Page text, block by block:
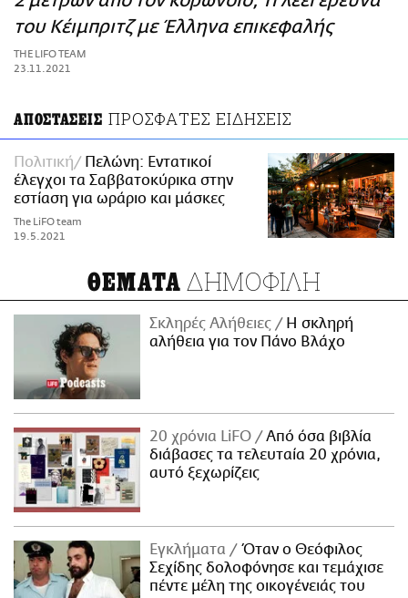
ΑΜΠΑ
PRINT
του Κέιμπριτζ με Έλληνα επικεφαλής
THE LIFO TEAM
23.11.2021
ΑΠΟΣΤΑΣΕΙΣ ΠΡΟΣΦΑΤΕΣ ΕΙΔΗΣΕΙΣ
Πολιτική
Πελώνη: Εντατικοί
έλεγχοι τα Σαββατοκύρικα στην
εστίαση για ωράριο και μάσκες
The LiFO team
19.5.2021
ΘΕΜΑΤΑ ΔΗΜΟΦΙΛΗ
Σκληρές Αλήθειες
H σκληρή
αλήθεια για τον Πάνο Βλάχο
20 χρόνια LiFO
Από όσα βιβλία
διάβασες τα τελευταία 20 χρόνια,
αυτό ξεχωρίζεις
Εγκλήματα
Όταν ο Θεόφιλος
Σεχίδης δολοφόνησε και τεμάχισε
πέντε μέλη της οικογένειάς του